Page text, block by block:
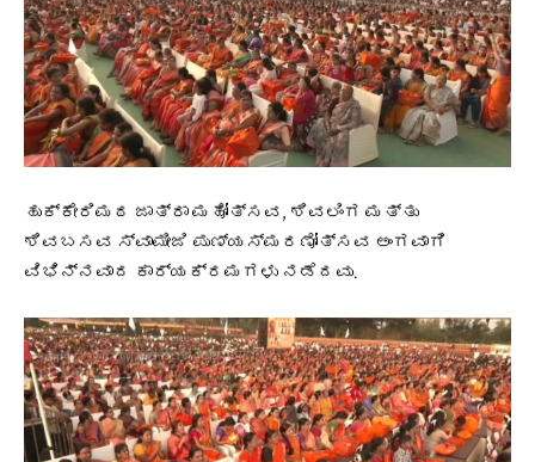
ಹುಕ್ಕೇರಿಮಠ ಜಾತ್ರಾ ಮಹೋತ್ಸವ, ಶಿವಲಿಂಗ ಮತ್ತು
ಶಿವಬಸವ ಸ್ವಾಮೀಜಿ ಪುಣ್ಯಸ್ಮರಣೋತ್ಸವ ಅಂಗವಾಗಿ
ವಿಭಿನ್ನವಾದ ಕಾರ್ಯಕ್ರಮಗಳು ನಡೆದವು.